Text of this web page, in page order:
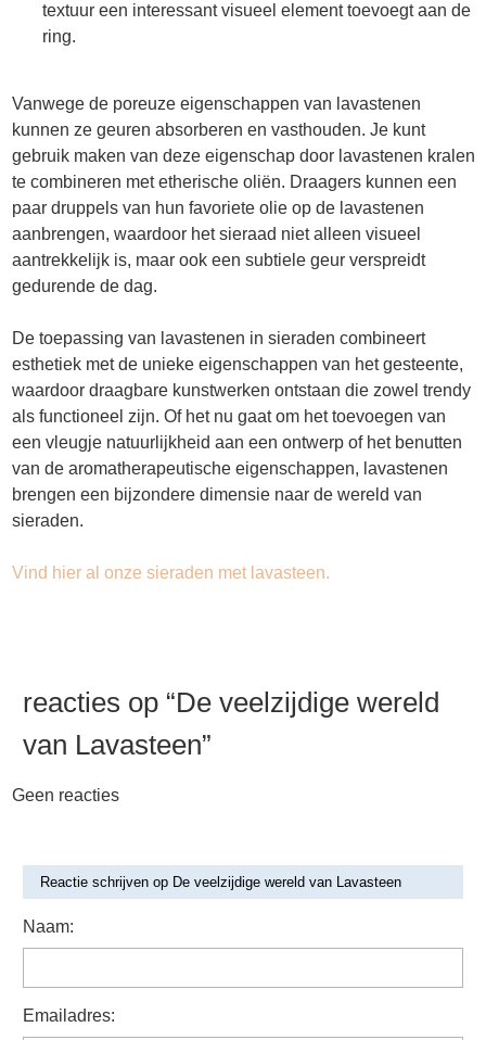
textuur een interessant visueel element toevoegt aan de
ring.
Vanwege de poreuze eigenschappen van lavastenen
kunnen ze geuren absorberen en vasthouden. Je kunt
gebruik maken van deze eigenschap door lavastenen kralen
te combineren met etherische oliën. Draagers kunnen een
paar druppels van hun favoriete olie op de lavastenen
aanbrengen, waardoor het sieraad niet alleen visueel
aantrekkelijk is, maar ook een subtiele geur verspreidt
gedurende de dag.
De toepassing van lavastenen in sieraden combineert
esthetiek met de unieke eigenschappen van het gesteente,
waardoor draagbare kunstwerken ontstaan die zowel trendy
als functioneel zijn. Of het nu gaat om het toevoegen van
een vleugje natuurlijkheid aan een ontwerp of het benutten
van de aromatherapeutische eigenschappen, lavastenen
brengen een bijzondere dimensie naar de wereld van
sieraden.
Vind hier al onze sieraden met lavasteen.
reacties op “De veelzijdige wereld
van Lavasteen”
Geen reacties
Reactie schrijven op De veelzijdige wereld van Lavasteen
Naam:
Emailadres: